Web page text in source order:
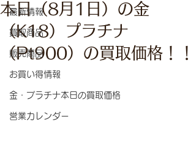
最新情報
買取商品
販売商品
お買い得情報
金・プラチナ本日の買取価格
営業カレンダー
本日（8月1日）の金
（K18）プラチナ
（Pt900）の買取価格！！